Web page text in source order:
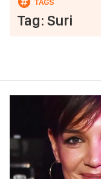
Tag: Suri